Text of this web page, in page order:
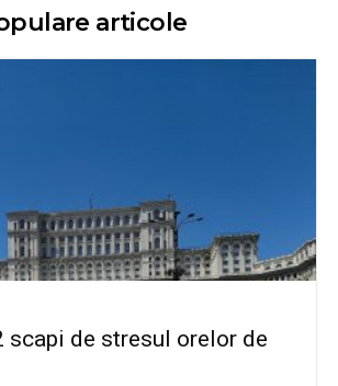
articole
scapi de stresul orelor de